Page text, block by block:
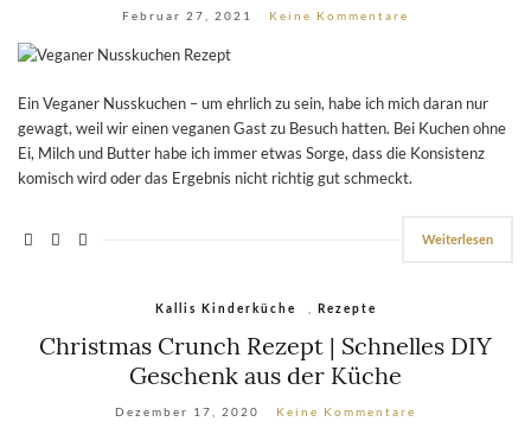
Februar 27, 2021 Keine Kommentare
Ein Veganer Nusskuchen – um ehrlich zu sein, habe ich mich daran nur
gewagt, weil wir einen veganen Gast zu Besuch hatten. Bei Kuchen ohne
Ei, Milch und Butter habe ich immer etwas Sorge, dass die Konsistenz
komisch wird oder das Ergebnis nicht richtig gut schmeckt.
Weiterlesen
Kallis Kinderküche Rezepte
Christmas Crunch Rezept | Schnelles DIY
Geschenk aus der Küche
Dezember 17, 2020 Keine Kommentare